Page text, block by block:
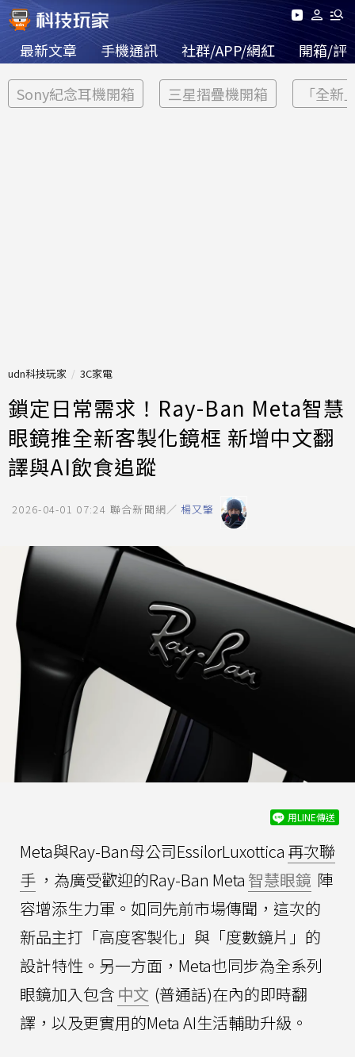
最新文章 手機通訊 社群/APP/網紅 開箱/評
Sony紀念耳機開箱 三星摺疊機開箱 「全新
udn科技玩家 3C家電
鎖定日常需求！Ray-Ban Meta智慧
眼鏡推全新客製化鏡框 新增中文翻
譯與AI飲食追蹤
2026-04-01 07:24 聯合新聞網／ 楊又肇
用LINE傳送
Meta與Ray-Ban母公司EssilorLuxottica 再次聯
手 ，為廣受歡迎的Ray-Ban Meta 智慧眼鏡 陣
容增添生力軍。如同先前市場傳聞，這次的
新品主打「高度客製化」與「度數鏡片」的
設計特性。另一方面，Meta也同步為全系列
眼鏡加入包含 中文 (普通話)在內的即時翻
譯，以及更實用的Meta AI生活輔助升級。